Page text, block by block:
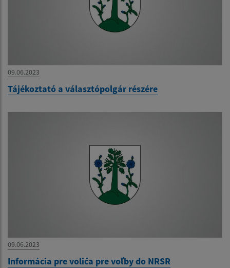
09.06.2023
Tájékoztató a választópolgár részére
09.06.2023
Informácia pre voliča pre voľby do NRSR